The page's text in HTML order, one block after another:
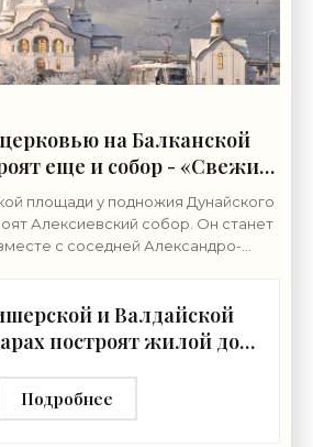
на Балканской
еще и собор - «Свежие
площади у подножия Дунайского
Алексиевский собор. Он станет
с соседней Александро-
и Валдайской
построят жилой дом
Подробнее